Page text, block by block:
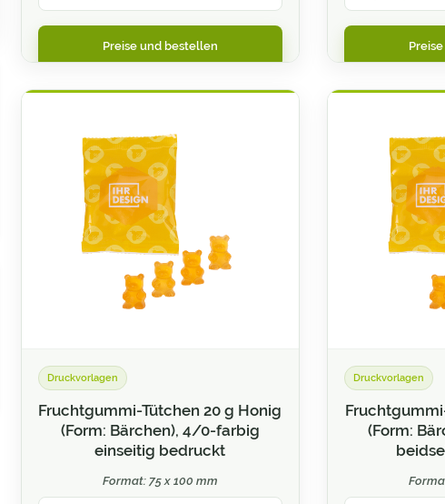
Preise und bestellen
Druckvorlagen
Fruchtgummi-Tütchen 20 g Honig
(Form: Bärchen), 4/0-farbig
einseitig bedruckt
Format: 75 x 100 mm
Druckvorlagen
(Form: